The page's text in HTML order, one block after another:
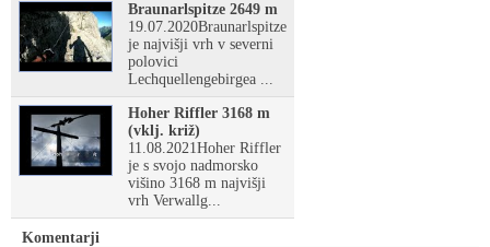
Braunarlspitze 2649 m
19.07.2020Braunarlspitze
je najvišji vrh v severni
polovici
Lechquellengebirgea ...
Hoher Riffler 3168 m
(vklj. križ)
11.08.2021Hoher Riffler
je s svojo nadmorsko
višino 3168 m najvišji
vrh Verwallg...
Komentarji